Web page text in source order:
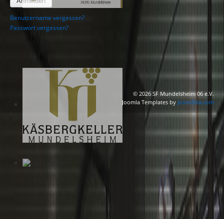
Benutzername vergessen?
Passwort vergessen?
© 2026 SF Mundelsheim 06 e.V.
Joomla Templates by JoomZilla.com